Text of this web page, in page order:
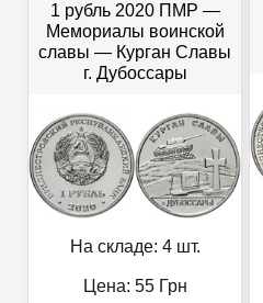
1 рубль 2020 ПМР —
Мемориалы воинской
славы — Курган Славы
г. Дубоссары
На складе: 4 шт.
Цена: 55Грн